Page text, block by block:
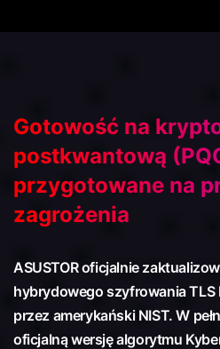
Gotowość na
postkwantową
przygotowane na
zagrożenia
ASUSTOR oficjalnie
hybrydowego szyfrowania TLS
przez amerykański NIST. W
oficjalną wersję algorytmu